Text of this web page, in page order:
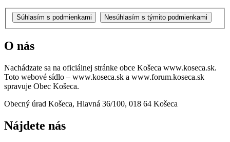
O nás
Nachádzate sa na oficiálnej stránke obce Košeca www.koseca.sk.
Toto webové sídlo – www.koseca.sk a www.forum.koseca.sk
spravuje Obec Košeca.
Obecný úrad Košeca, Hlavná 36/100, 018 64 Košeca
Nájdete nás